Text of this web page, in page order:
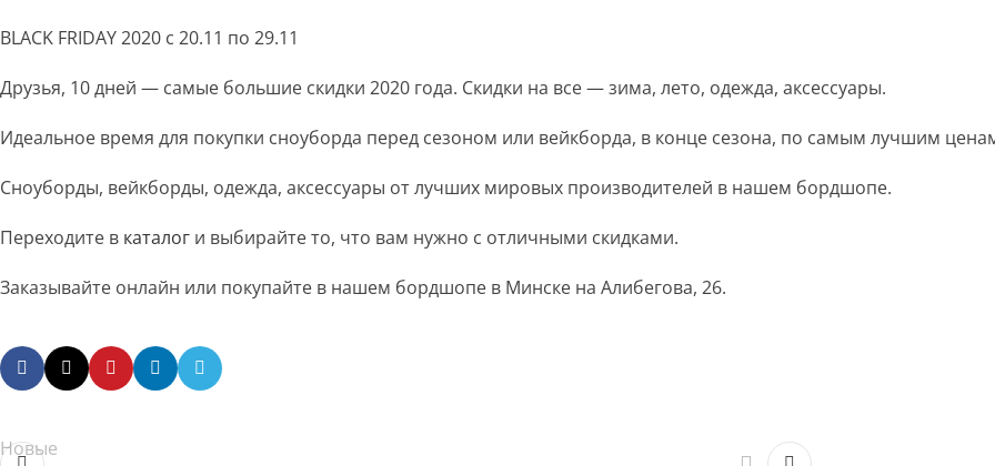
BLACK FRIDAY 2020 с 20.11 по 29.11
Друзья, 10 дней — самые большие скидки 2020 года. Скидки на все — зима, лето, одежда, аксессуары.
Идеальное время для покупки сноуборда перед сезоном или вейкборда, в конце сезона, по самым лучшим
Сноуборды, вейкборды, одежда, аксессуары от лучших мировых производителей в нашем бордшопе.
Переходите в каталог и выбирайте то, что вам нужно с отличными скидками.
Заказывайте онлайн или покупайте в нашем бордшопе в Минске на Алибегова, 26.
Новые